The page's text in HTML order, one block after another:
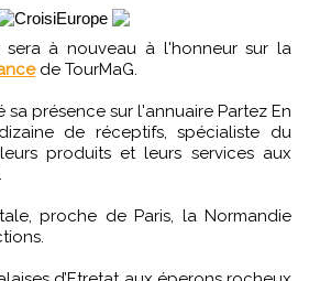
de TourMaG.
présence sur l'annuaire Partez En
de réceptifs, spécialiste du
produits et leurs services aux
proche de Paris, la Normandie